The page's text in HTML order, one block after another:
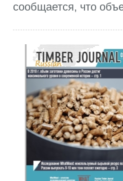
сообщается, что